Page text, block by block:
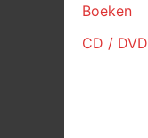
Boeken
CD / DVD